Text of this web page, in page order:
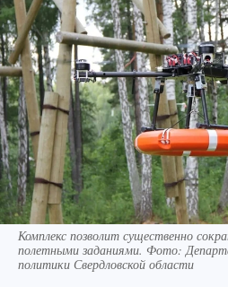
Комплекс позволит существенно
полетными заданиями. Фото:
политики Свердловской области